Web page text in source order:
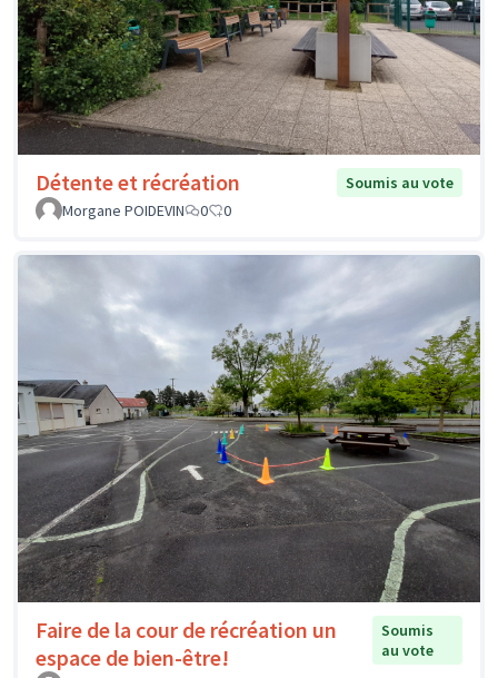
Détente et récréation
Soumis au vote
Morgane POIDEVIN
0 0
Faire de la cour de récréation un
espace de bien-être!
Soumis
au vote